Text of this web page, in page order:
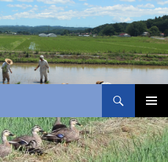
メインメ
ニュー